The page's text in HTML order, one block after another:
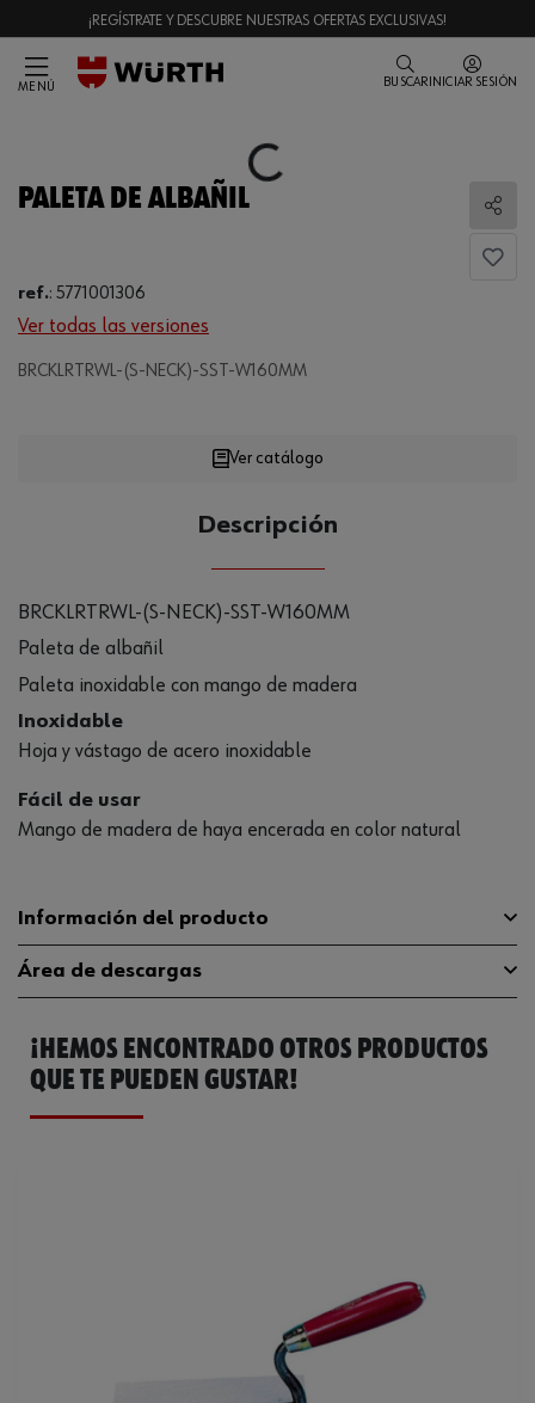
¡REGÍSTRATE Y DESCUBRE NUESTRAS OFERTAS EXCLUSIVAS!
MENÚ BUSCAR INICIAR SESIÓN
Loading...
PALETA DE ALBAÑIL
ref.: 5771001306
Ver todas las versiones
BRCKLRTRWL-(S-NECK)-SST-W160MM
Loading...
Ver catálogo
Descripción
BRCKLRTRWL-(S-NECK)-SST-W160MM
Paleta de albañil
Paleta inoxidable con mango de madera
Inoxidable
Hoja y vástago de acero inoxidable
Fácil de usar
Mango de madera de haya encerada en color natural
Información del producto
Longitud de lámina 160 mm
Material de la hoja Acero inoxidable
Material de la empuñadura
244.000 g
Área de descargas
Catálogo General 5771001306
¡HEMOS ENCONTRADO OTROS PRODUCTOS
QUE TE PUEDEN GUSTAR!